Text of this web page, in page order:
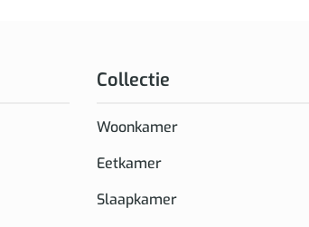
Collectie
Woonkamer
Eetkamer
Slaapkamer